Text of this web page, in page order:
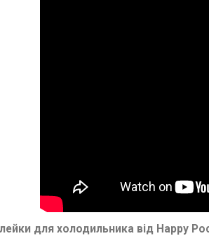
для холодильника від Happy